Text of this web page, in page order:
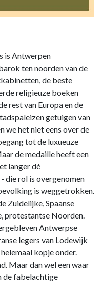
is Antwerpen
ten noorden van de
de beste
religieuze boeken
rest van Europa en de
getuigen van
we het niet eens over de
tot de luxueuze
de medaille heeft een
langer dé
die rol is overgenomen
is weggetrokken.
Zuidelijke, Spaanse
protestantse Noorden.
Antwerpse
legers van Lodewijk
kopje onder.
Maar dan wel een waar
de fabelachtige